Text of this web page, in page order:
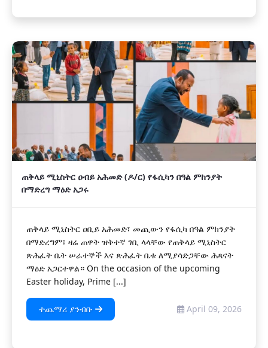
ጠቅላይ ሚኒስትር ዐብይ አሕመድ (ዶ/ር) የፋሲካን በዓል ምከንያት
በማድረግ ማዕድ አጋሩ
ጠቅላይ ሚኒስትር ዐቢይ አሕመድ፣ መጪውን የፋሲካ በዓል ምክንያት
በማድረግም፣ ዛሬ ጠዋት ዝቅተኛ ገቢ ላላቸው የጠቅላይ ሚኒስትር
ጽሕፈት ቤት ሠራተኞች እና ጽሕፈት ቤቱ ለሚያሳድጋቸው ሕጻናት
ማዕድ አጋርተዋል። On the occasion of the upcoming
Easter holiday, Prime [...]
ተጨማሪ ያንብቡ April 09, 2026